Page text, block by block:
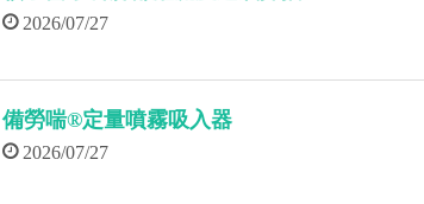
2026/07/27
備勞喘®定量噴霧吸入器
2026/07/27